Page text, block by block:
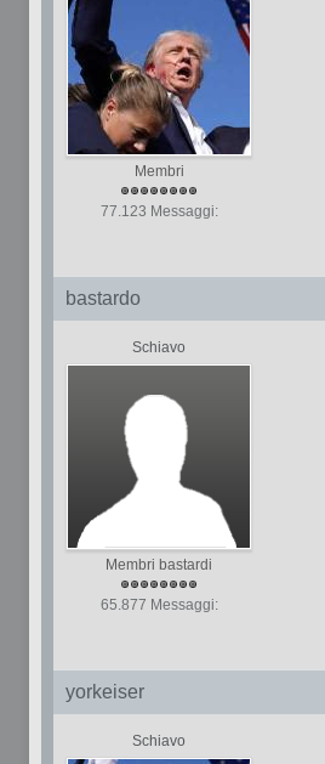
Membri
77.123 Messaggi:
bastardo
Schiavo
Membri bastardi
65.877 Messaggi:
yorkeiser
Schiavo